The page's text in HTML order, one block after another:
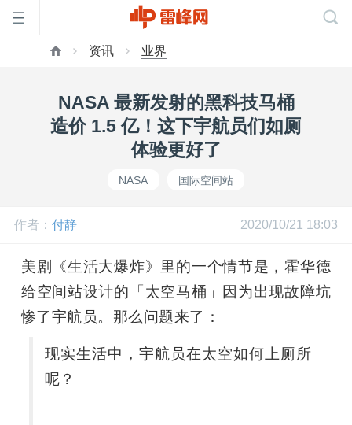
页
网
公
开
资讯 业界
NASA 最新发射的黑科技马桶
造价 1.5 亿！这下宇航员们如厕
体验更好了
NASA 国际空间站
作者： 付静 2020/10/21 18:03
美剧《生活大爆炸》里的一个情节是，霍华德
给空间站设计的「太空马桶」因为出现故障坑
惨了宇航员。那么问题来了：
现实生活中，宇航员在太空如何上厕所
呢？